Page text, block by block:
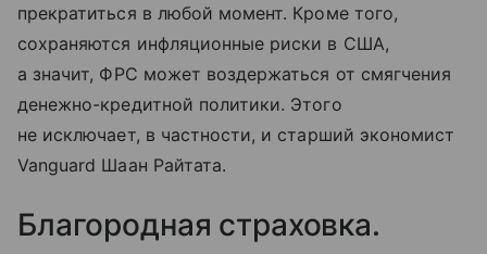
прекратиться в любой момент. Кроме того,
сохраняются инфляционные риски в США,
а значит, ФРС может воздержаться от смягчения
денежно-кредитной политики. Этого
не исключает, в частности, и старший экономист
Vanguard Шаан Райтата.
Благородная страховка.